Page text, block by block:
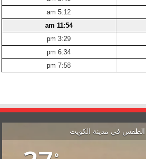
5:12 am
11:54 am
3:29 pm
6:34 pm
7:58 pm
الطقس في مدينة الكويت